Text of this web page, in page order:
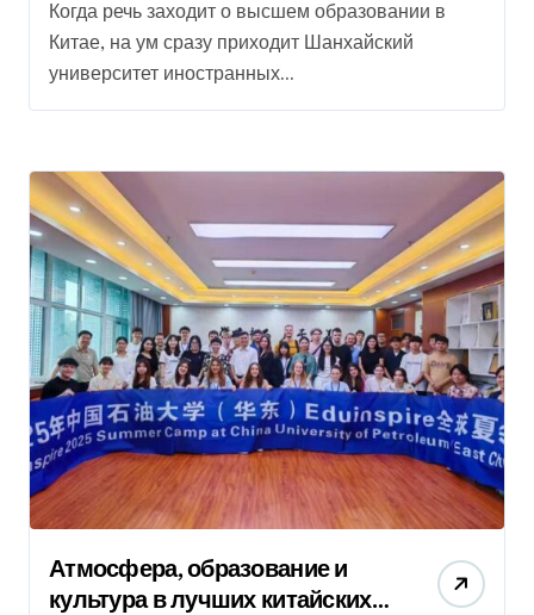
языков
Когда речь заходит о высшем образовании в
Китае, на ум сразу приходит Шанхайский
университет иностранных...
Атмосфера, образование и
культура в лучших китайских